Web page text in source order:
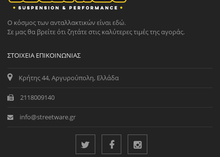
Ο κόσμος των ανταλλακτικών είναι εδώ.
Σε μας θα βρείτε ότι ζητάτε στις καλύτερες τιμές της αγοράς.
ΣΤΟΙΧΕΊΑ ΕΠΙΚΟΙΝΩΝΊΑΣ
Κρήτης 44, Αργυρούπολη, Ελλάδα
2118009140
info@streetware.gr